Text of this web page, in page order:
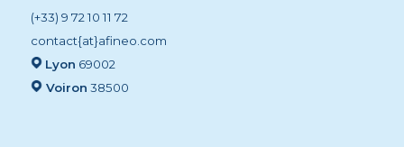
(+33) 9 72 10 11 72
contact{at}afineo.com
Lyon 69002
Voiron 38500